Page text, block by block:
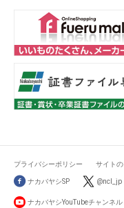
プライバシーポリシー サイト
ナカバヤシSP @ncl_jp
ナカバヤシYouTubeチャンネル